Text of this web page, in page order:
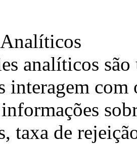
analíticos são
interagem com
taxa de